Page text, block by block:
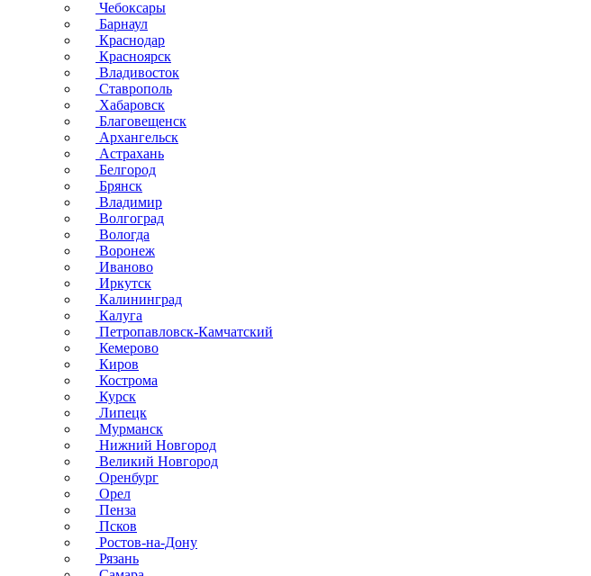
Чебоксары
Барнаул
Краснодар
Красноярск
Владивосток
Ставрополь
Хабаровск
Благовещенск
Архангельск
Астрахань
Белгород
Брянск
Владимир
Волгоград
Вологда
Воронеж
Иваново
Иркутск
Калининград
Калуга
Петропавловск-Камчатский
Кемерово
Киров
Кострома
Курск
Липецк
Мурманск
Нижний Новгород
Великий Новгород
Оренбург
Орел
Пенза
Псков
Ростов-на-Дону
Рязань